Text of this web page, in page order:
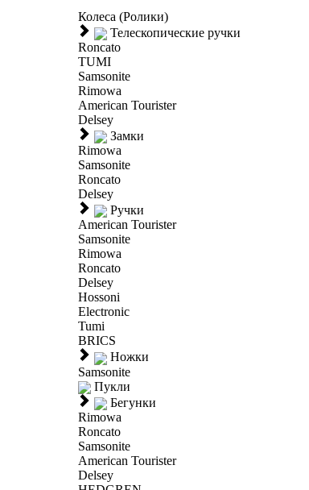
Колеса (Ролики)
Телескопические ручки
Roncato
TUMI
Samsonite
Rimowa
American Tourister
Delsey
Замки
Rimowa
Samsonite
Roncato
Delsey
Ручки
American Tourister
Samsonite
Rimowa
Roncato
Delsey
Hossoni
Electronic
Tumi
BRICS
Ножки
Samsonite
Пукли
Бегунки
Rimowa
Roncato
Samsonite
American Tourister
Delsey